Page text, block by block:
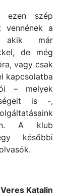
ezen szép
vennének a
akik már
de még
vagy csak
kapcsolatba
– melyek
is -,
A klub
későbbi
Veres Katalin